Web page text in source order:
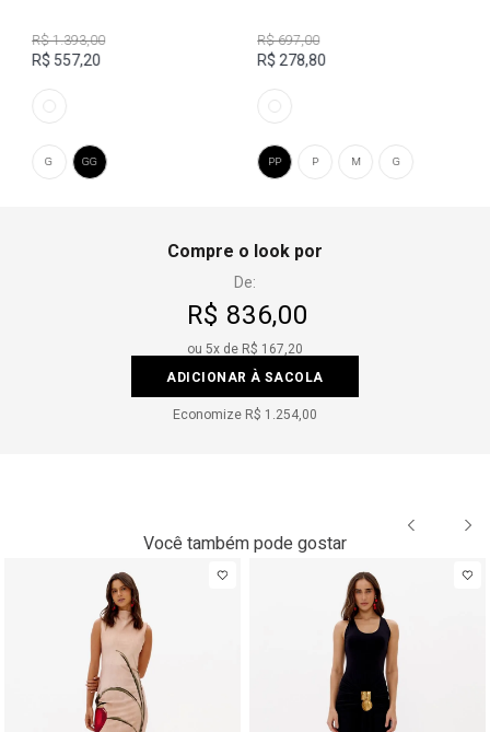
R$ 1.393,00
R$ 557,20
G GG
R$ 697,00
R$ 278,80
G
M
P
PP
Compre o look por
De:
R$ 836,00
ou 5x de R$ 167,20
ADICIONAR À SACOLA
Economize R$ 1.254,00
Você também pode gostar